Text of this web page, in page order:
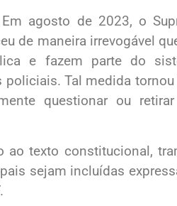
agosto de 2023, o
de maneira irrevogável
e fazem parte do
Tal medida
questionar ou
ao texto constitucional,
sejam incluídas